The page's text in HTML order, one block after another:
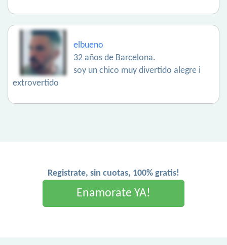
elbueno
32 años de Barcelona.
soy un chico muy divertido alegre i
extrovertido
Registrate, sin cuotas, 100% gratis!
Enamorate YA!